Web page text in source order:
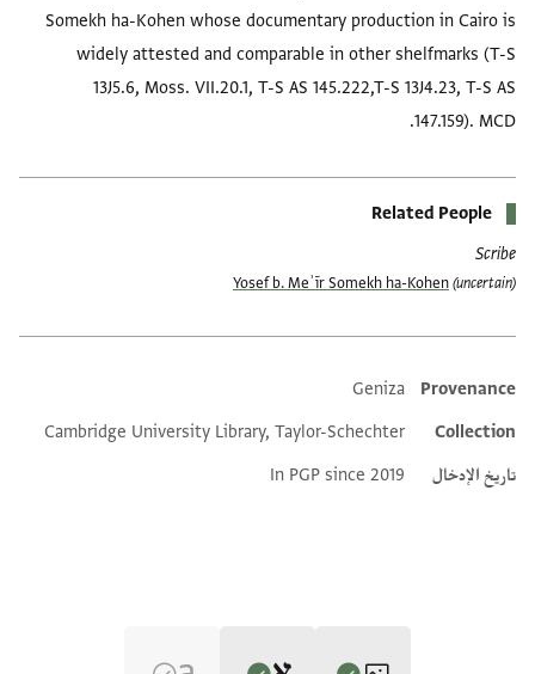
Somekh ha-Kohen whose documentary production in Cairo is
widely attested and comparable in other shelfmarks (T-S
13J5.6, Moss. VII.20.1, T-S AS 145.222,T-S 13J4.23, T-S AS
147.159). MCD.
Related People
Scribe
Yosef b. Meʾīr Somekh ha-Kohen (uncertain)
Additional metadata
Provenance
Geniza
Collection
Cambridge University Library, Taylor-Schechter
تاريخ الإدخال
In PGP since 2019